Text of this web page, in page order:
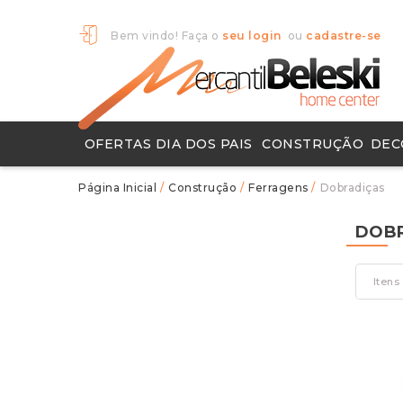
Bem vindo! Faça o seu login ou cadastre-se
OFERTAS DIA DOS PAIS CONSTRUÇÃO
/ Construção / Ferragens / Dobradiças
Itens